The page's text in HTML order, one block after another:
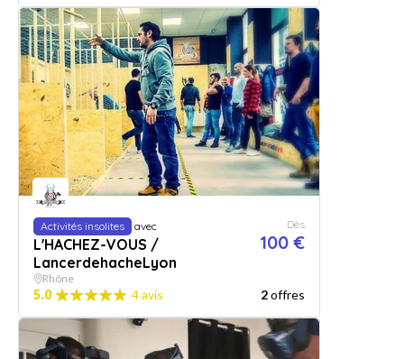
Activités insolites avec
L'HACHEZ-VOUS /
LancerdehacheLyon
Dès
100 €
Rhône
5.0 4 avis 2offres